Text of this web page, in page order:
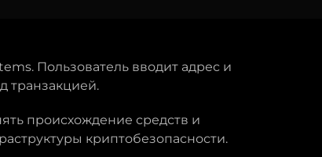
Пользователь вводит адрес и
транзакцией.
происхождение средств и
криптобезопасности.